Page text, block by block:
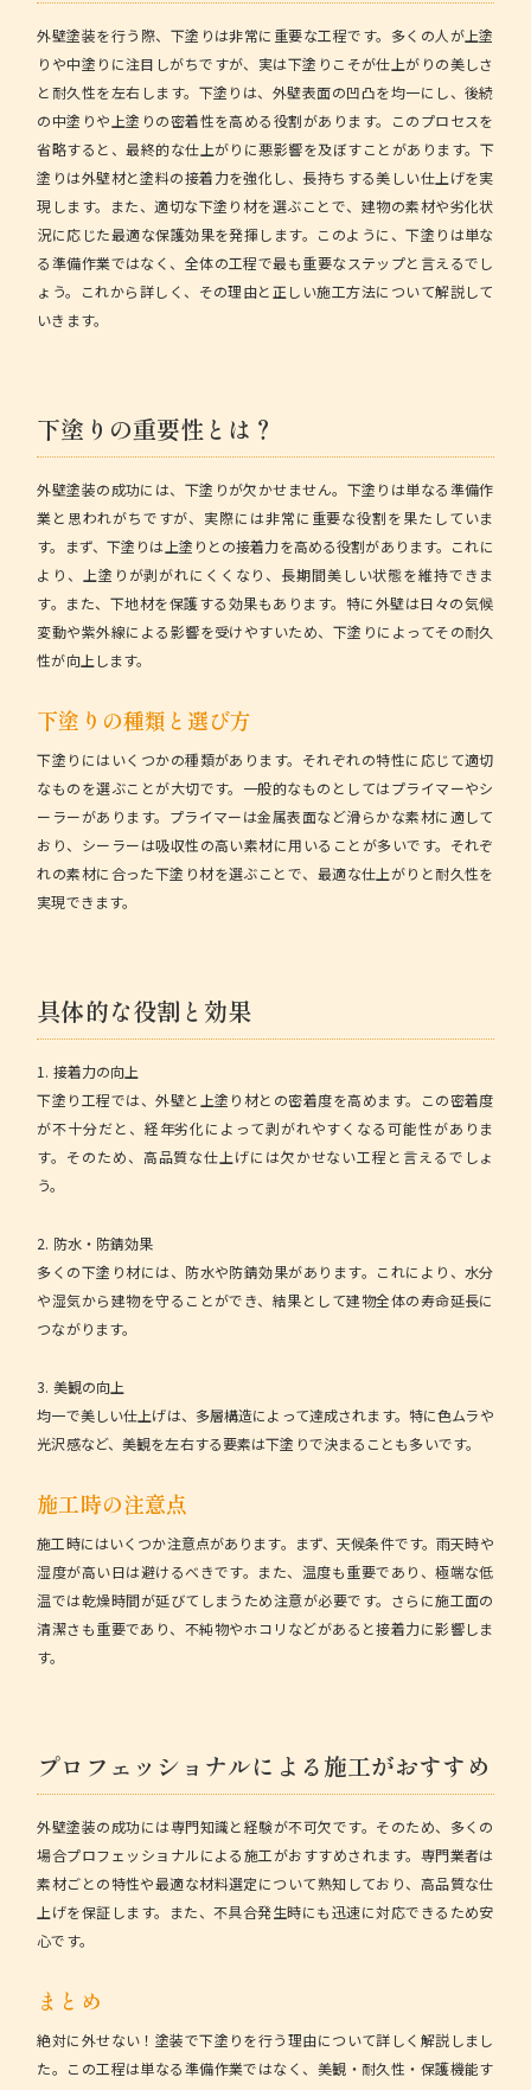
外壁塗装を行う際、下塗りは非常に重要な工程です。多くの人が上塗
りや中塗りに注目しがちですが、実は下塗りこそが仕上がりの美しさ
と耐久性を左右します。下塗りは、外壁表面の凹凸を均一にし、後続
の中塗りや上塗りの密着性を高める役割があります。このプロセスを
省略すると、最終的な仕上がりに悪影響を及ぼすことがあります。 下
塗りは外壁材と塗料の接着力を強化し、長持ちする美しい仕上げを実
現します。
また、適切な下塗り材を選ぶことで、建物の素材や劣化状
況に応じた最適な保護効果を発揮します。このように、下塗りは単な
る準備作業ではなく、全体の工程で最も重要なステップと言えるでし
ょう。これから詳しく、その理由と正しい施工方法について解説して
いきます。
下塗りの重要性とは？
外壁塗装の成功には、下塗りが欠かせません。下塗りは単なる準備作
業と思われがちですが、実際には非常に重要な役割を果たしていま
す。まず、下塗りは上塗りとの接着力を高める役割があります。これに
より、上塗りが剥がれにくくなり、長期間美しい状態を維持できま
す。また、下地材を保護する効果もあります。特に外壁は日々の気候
変動や紫外線による影響を受けやすいため、下塗りによってその耐久
性が向上します。
下塗りの種類と選び方
下塗りにはいくつかの種類があります。それぞれの特性に応じて適切
なものを選ぶことが大切です。一般的なものとしてはプライマーやシ
ーラーがあります。プライマーは金属表面など滑らかな素材に適して
おり、シーラーは吸収性の高い素材に用いることが多いです。それぞ
れの素材に合った下塗り材を選ぶことで、最適な仕上がりと耐久性を
実現できます。
具体的な役割と効果
1. 接着力の向上
下塗り工程では、外壁と上塗り材との密着度を高めます。この密着度
が不十分だと、経年劣化によって剥がれやすくなる可能性がありま
す。そのため、高品質な仕上げには欠かせない工程と言えるでしょ
う。
2. 防水・防錆効果
多くの下塗り材には、防水や防錆効果があります。これにより、水分
や湿気から建物を守ることができ、結果として建物全体の寿命延長に
つながります。
3. 美観の向上
均一で美しい仕上げは、多層構造によって達成されます。特に色ムラや
光沢感など、美観を左右する要素は下塗りで決まることも多いです。
施工時の注意点
施工時にはいくつか注意点があります。まず、天候条件です。雨天時や
湿度が高い日は避けるべきです。また、温度も重要であり、極端な低
温では乾燥時間が延びてしまうため注意が必要です。さらに施工面の
清潔さも重要であり、不純物やホコリなどがあると接着力に影響しま
す。
プロフェッショナルによる施工がおすすめ
外壁塗装の成功には専門知識と経験が不可欠です。そのため、多くの
場合プロフェッショナルによる施工がおすすめされます。専門業者は
素材ごとの特性や最適な材料選定について熟知しており、高品質な仕
上げを保証します。また、不具合発生時にも迅速に対応できるため安
心です。
まとめ
絶対に外せない！塗装で下塗りを行う理由について詳しく解説しまし
た。この工程は単なる準備作業ではなく、美観・耐久性・保護機能す